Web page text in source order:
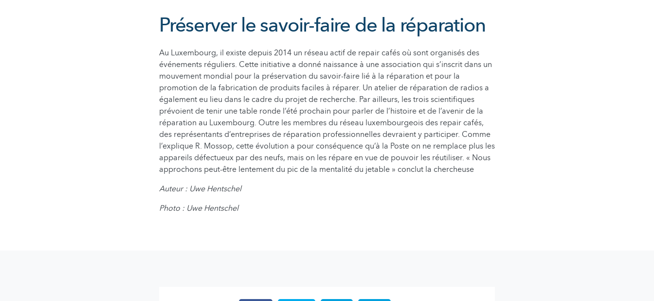
Préserver le savoir-faire de la réparation
Au Luxembourg, il existe depuis 2014 un réseau actif de repair cafés où sont organisés des
événements réguliers. Cette initiative a donné naissance à une association qui s’inscrit dans un
mouvement mondial pour la préservation du savoir-faire lié à la réparation et pour la
promotion de la fabrication de produits faciles à réparer. Un atelier de réparation de radios a
également eu lieu dans le cadre du projet de recherche. Par ailleurs, les trois scientifiques
prévoient de tenir une table ronde l’été prochain pour parler de l’histoire et de l’avenir de la
réparation au Luxembourg. Outre les membres du réseau luxembourgeois des repair cafés,
des représentants d’entreprises de réparation professionnelles devraient y participer. Comme
l’explique R. Mossop, cette évolution a pour conséquence qu’à la Poste on ne remplace plus les
appareils défectueux par des neufs, mais on les répare en vue de pouvoir les réutiliser. « Nous
approchons peut-être lentement du pic de la mentalité du jetable » conclut la chercheuse
Auteur : Uwe Hentschel
Photo : Uwe Hentschel